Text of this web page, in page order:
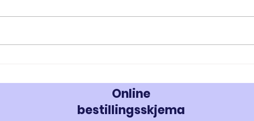
Kjøp Testolone i Norge
677 i
Online
bestillingsskjema